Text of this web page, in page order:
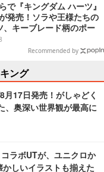
で『キングダム ハーツ』
発売！ソラや王様たちの
、キーブレード柄のポー
広いデザイン
Recommended by
ング
月17日発売！がしゃどく
、奥深い世界観が最高に
ラボUTが、ユニクロか
しいイラストも揃えた